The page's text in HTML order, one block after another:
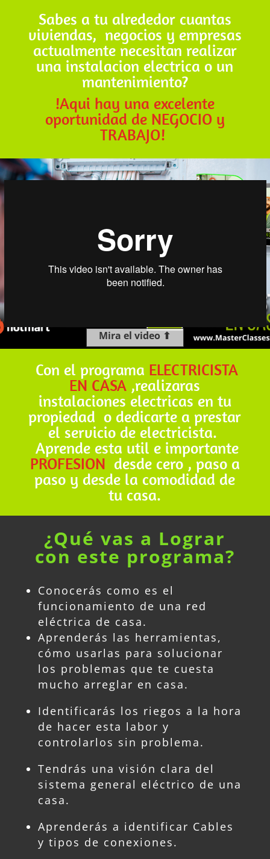
Sabes a tu alrededor cuantas
viviendas, negocios y empresas
actualmente necesitan realizar
una instalacion electrica o un
mantenimiento?
!Aqui hay una excelente
oportunidad de NEGOCIO y
TRABAJO!
Mira el video ⬆
Con el programa ELECTRICISTA
EN CASA ,realizaras
instalaciones electricas en tu
propiedad o dedicarte a prestar
el servicio de electricista.
Aprende esta util e importante
PROFESION desde cero , paso a
paso y desde la comodidad de
tu casa.
¿Qué vas a Lograr
con este programa?
Conocerás como es el
funcionamiento de una red
eléctrica de casa.
Aprenderás las herramientas,
cómo usarlas para solucionar
los problemas que te cuesta
mucho arreglar en casa.
Identificarás los riegos a la hora
de hacer esta labor y
controlarlos sin problema.
Tendrás una visión clara del
sistema general eléctrico de una
casa.
Aprenderás a identificar Cables
y tipos de conexiones.